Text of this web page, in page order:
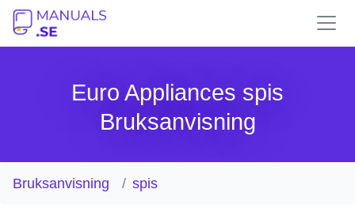
Euro Appliances spis
Bruksanvisning
Bruksanvisning spis